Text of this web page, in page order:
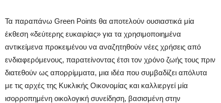
Τα παραπάνω Green Points θα αποτελούν ουσιαστικά μία
έκθεση «δεύτερης ευκαιρίας» για τα χρησιμοποιημένα
αντικείμενα προκειμένου να αναζητηθούν νέες χρήσεις από
ενδιαφερόμενους, παρατείνοντας έτσι τον χρόνο ζωής τους πριν
διατεθούν ως απορρίμματα, μια ιδέα που συμβαδίζει απόλυτα
με τις αρχές της Κυκλικής Οικονομίας και καλλιεργεί μία
ισορροπημένη οικολογική συνείδηση, βασισμένη στην